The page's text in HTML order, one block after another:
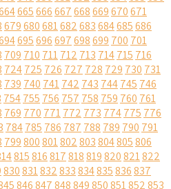
665666667668669670671
679680681682683684685686
695696697698699 700 701
709 710 711712 713 714715 716
724725 726 727 728 729 730 731
739 740 741742 743 744745 746
754755 756 757 758 759 760 761
769 770 771772 773 774775 776
784785 786 787 788 789 790 791
799800801802803804805806
815816817818819820821822
830831832833834835836837
846847848849850851852853